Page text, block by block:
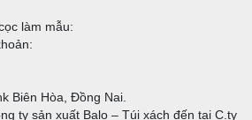
làm mẫu:
Biên Hòa, Đồng Nai.
ty sản xuất Balo – Túi xách đến tại C.ty